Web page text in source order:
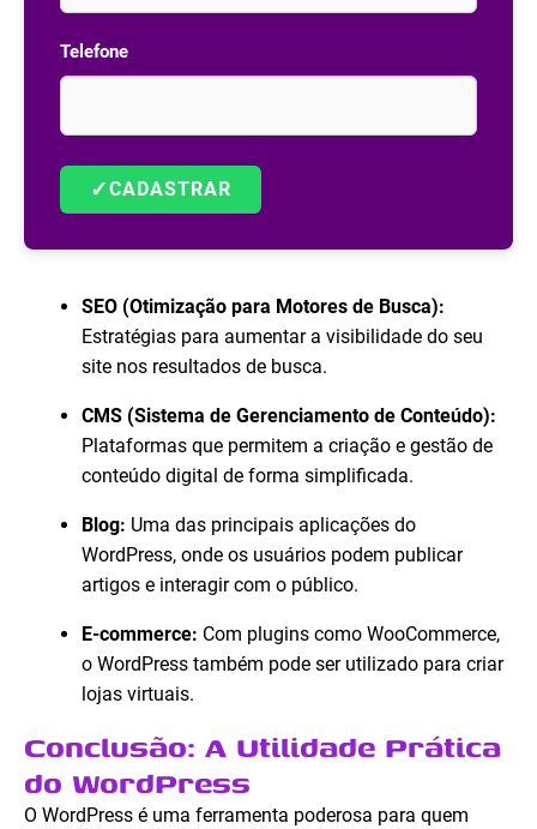
Telefone
✓CADASTRAR
SEO (Otimização para Motores de Busca):
Estratégias para aumentar a visibilidade do seu
site nos resultados de busca.
CMS (Sistema de Gerenciamento de Conteúdo):
Plataformas que permitem a criação e gestão de
conteúdo digital de forma simplificada.
Blog: Uma das principais aplicações do
WordPress, onde os usuários podem publicar
artigos e interagir com o público.
E-commerce: Com plugins como WooCommerce,
o WordPress também pode ser utilizado para criar
lojas virtuais.
Conclusão: A Utilidade Prática
do WordPress
O WordPress é uma ferramenta poderosa para quem